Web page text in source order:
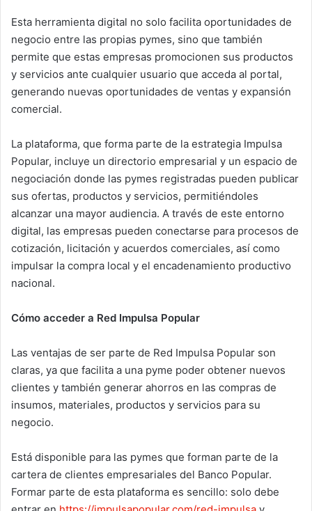
Esta herramienta digital no solo facilita oportunidades de
negocio entre las propias pymes, sino que también
permite que estas empresas promocionen sus productos
y servicios ante cualquier usuario que acceda al portal,
generando nuevas oportunidades de ventas y expansión
comercial.
La plataforma, que forma parte de la estrategia Impulsa
Popular, incluye un directorio empresarial y un espacio de
negociación donde las pymes registradas pueden publicar
sus ofertas, productos y servicios, permitiéndoles
alcanzar una mayor audiencia. A través de este entorno
digital, las empresas pueden conectarse para procesos de
cotización, licitación y acuerdos comerciales, así como
impulsar la compra local y el encadenamiento productivo
nacional.
Cómo acceder a Red Impulsa Popular
Las ventajas de ser parte de Red Impulsa Popular son
claras, ya que facilita a una pyme poder obtener nuevos
clientes y también generar ahorros en las compras de
insumos, materiales, productos y servicios para su
negocio.
Está disponible para las pymes que forman parte de la
cartera de clientes empresariales del Banco Popular.
Formar parte de esta plataforma es sencillo: solo debe